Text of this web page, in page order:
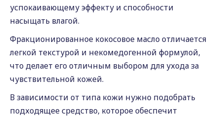
успокаивающему эффекту и способности
насыщать влагой.
Фракционированное кокосовое масло отличается
легкой текстурой и некомедогенной формулой,
что делает его отличным выбором для ухода за
чувствительной кожей.
В зависимости от типа кожи нужно подобрать
подходящее средство, которое обеспечит